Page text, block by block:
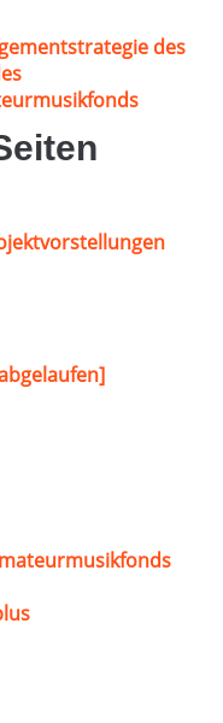
des